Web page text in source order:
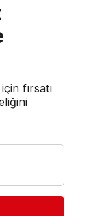
fırsatı